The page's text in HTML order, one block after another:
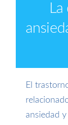
El
ansiedad